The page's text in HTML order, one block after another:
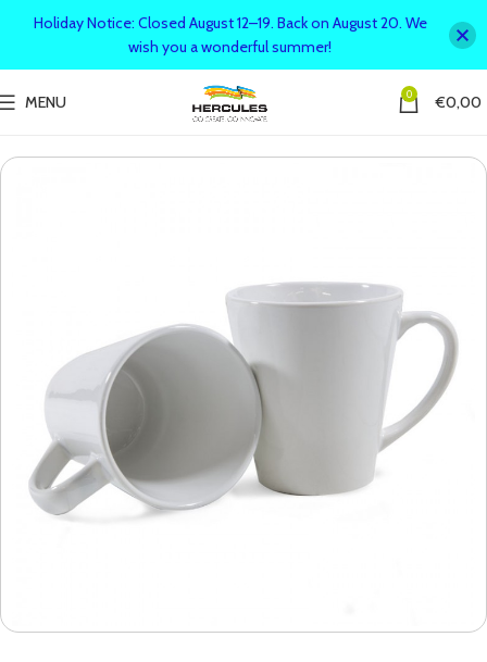
MENU 0 €0,00
Holiday Notice: Closed August 12–19. Back on August 20. We
wish you a wonderful summer!